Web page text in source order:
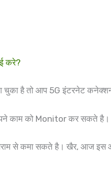
करे?
चुका है तो आप 5G इंटरनेट
काम को Monitor कर सकते है।
से कमा सकते है। खैर, आज इस